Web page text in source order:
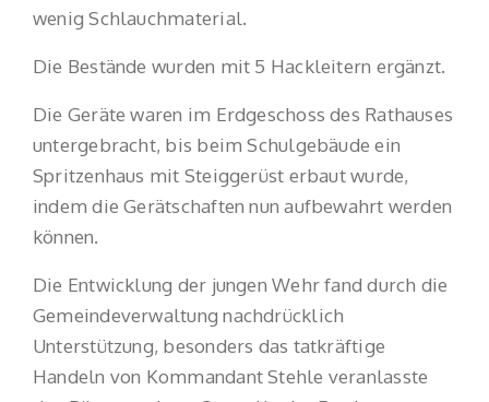
wenig Schlauchmaterial.
Die Bestände wurden mit 5 Hackleitern ergänzt.
Die Geräte waren im Erdgeschoss des Rathauses
untergebracht, bis beim Schulgebäude ein
Spritzenhaus mit Steiggerüst erbaut wurde,
indem die Gerätschaften nun aufbewahrt werden
können.
Die Entwicklung der jungen Wehr fand durch die
Gemeindeverwaltung nachdrücklich
Unterstützung, besonders das tatkräftige
Handeln von Kommandant Stehle veranlasste